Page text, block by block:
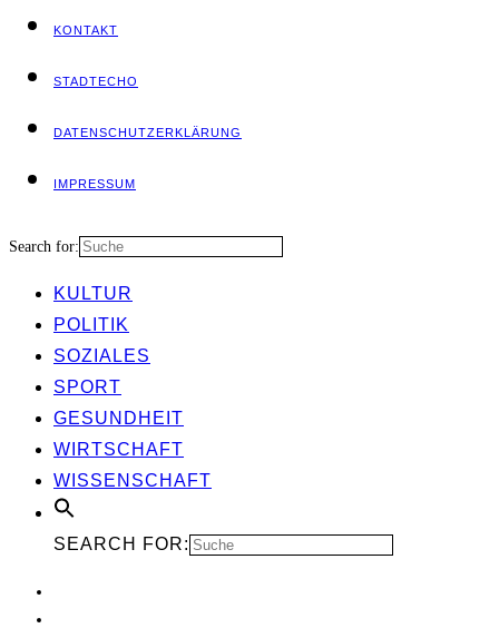
KON­TAKT
STADT­ECHO
DATEN­SCHUTZ­ER­KLÄ­RUNG
IMPRES­SUM
Search for:
KUL­TUR
POLI­TIK
SOZIA­LES
SPORT
GESUND­HEIT
WIRT­SCHAFT
WIS­SEN­SCHAFT
SEARCH FOR: